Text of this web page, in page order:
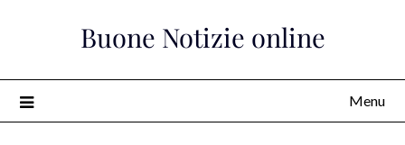
Buone Notizie online
Menu